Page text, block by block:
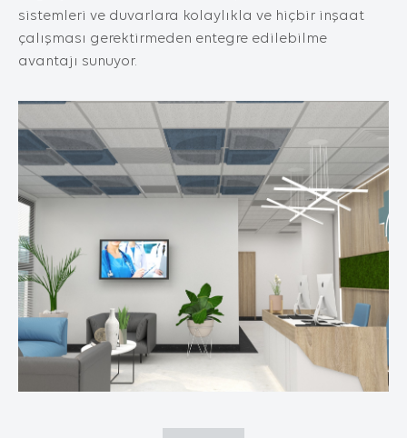
sistemleri ve duvarlara kolaylıkla ve hiçbir inşaat
çalışması gerektirmeden entegre edilebilme
avantajı sunuyor.
dil seçeneği ve diğer tercihlerinize dair bilgileri
kapsamaktadır.
2. ÇEREZ NEDİR ve KULLANIM
tarafından tarayıcılar aracılığıyla cihazınıza
veya ağ sunucusuna depolanan küçük metin
dosyalarıdır. Sitede tercih ettiğiniz dil ve diğer
ayarları içeren bu küçük metin dosyaları,
siteye bir sonraki ziyaretinizde tercihlerinizin
hatırlanmasına ve sitedeki deneyiminizi
iyileştirmek için hizmetlerimizde geliştirmeler
yapmamıza yardımcı olur. Böylece bir sonraki
ziyaretinizde daha iyi ve kişiselleştirilmiş bir
kullanım deneyimi yaşayabilirsiniz.
İnternet Sitemizde çerez kullanılmasının
başlıca amaçları aşağıda sıralanmaktadır:
İnternet sitesinin işlevselliğini ve
performansını arttırmak yoluyla sizlere
sunulan hizmetleri geliştirmek,